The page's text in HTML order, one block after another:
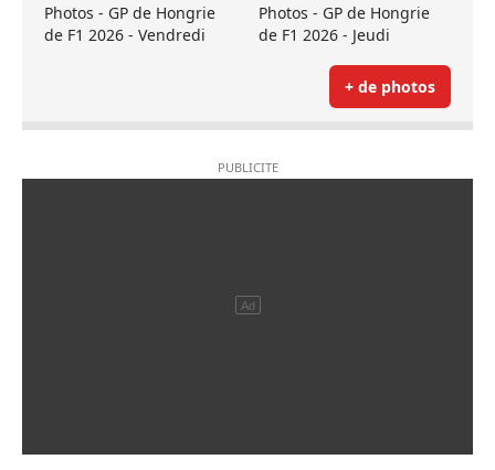
Photos - GP de Hongrie
de F1 2026 - Vendredi
Photos - GP de Hongrie
de F1 2026 - Jeudi
+ de photos